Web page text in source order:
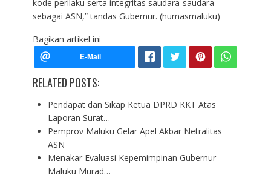
kode perilaku serta integritas saudara-saudara
sebagai ASN,” tandas Gubernur. (humasmaluku)
Bagikan artikel ini
RELATED POSTS:
Pendapat dan Sikap Ketua DPRD KKT Atas
Laporan Surat…
Pemprov Maluku Gelar Apel Akbar Netralitas
ASN
Menakar Evaluasi Kepemimpinan Gubernur
Maluku Murad…